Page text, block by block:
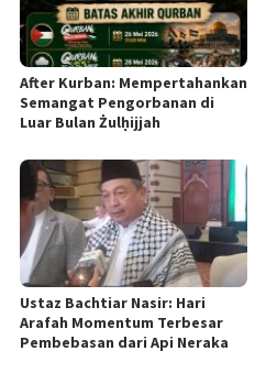
After Kurban: Mempertahankan
Semangat Pengorbanan di
Luar Bulan Żulḥijjah
Ustaz Bachtiar Nasir: Hari
Arafah Momentum Terbesar
Pembebasan dari Api Neraka